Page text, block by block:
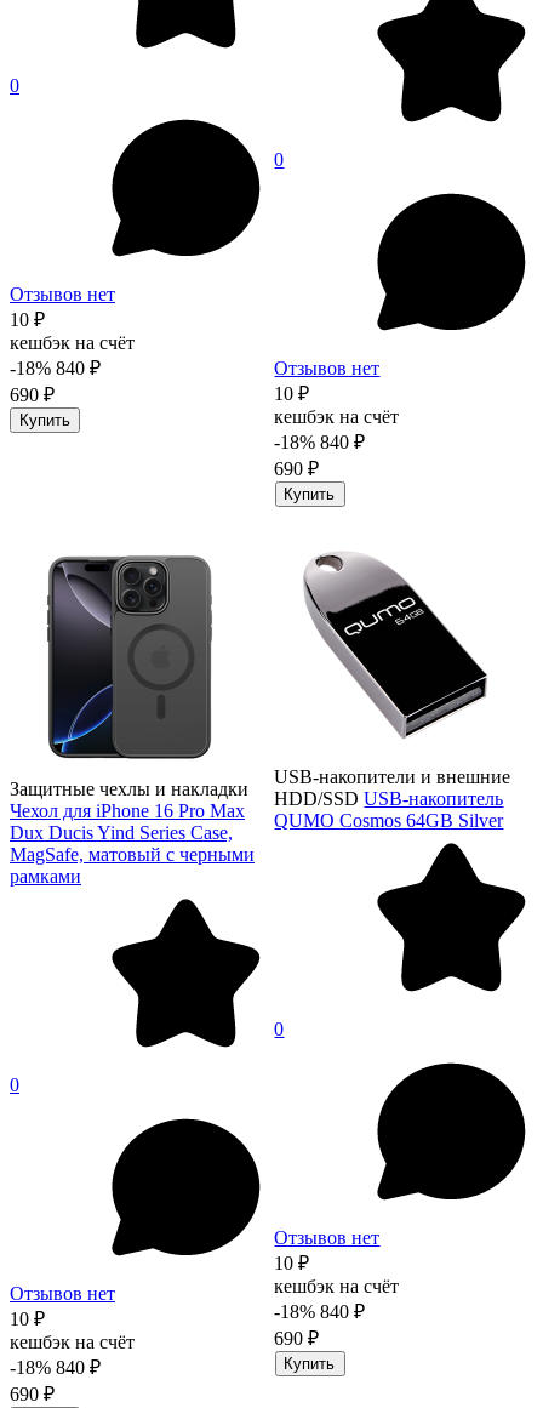
0
Отзывов нет
10 ₽
кешбэк на счёт
-18% 840 ₽
690 ₽
Купить
0
Отзывов нет
10 ₽
кешбэк на счёт
-18% 840 ₽
690 ₽
Купить
Защитные чехлы и накладки
Чехол для iPhone 16 Pro Max
Dux Ducis Yind Series Case,
MagSafe, матовый с черными
рамками
0
Отзывов нет
10 ₽
кешбэк на счёт
-18% 840 ₽
690 ₽
USB-накопители и внешние
HDD/SSD USB-накопитель
QUMO Cosmos 64GB Silver
0
Отзывов нет
10 ₽
кешбэк на счёт
-18% 840 ₽
690 ₽
Купить